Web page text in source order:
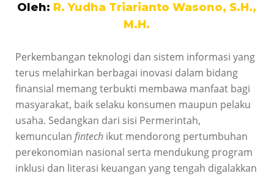
Oleh: R. Yudha Triarianto Wasono, S.H.,
M.H.
Perkembangan teknologi dan sistem informasi yang
terus melahirkan berbagai inovasi dalam bidang
finansial memang terbukti membawa manfaat bagi
masyarakat, baik selaku konsumen maupun pelaku
usaha. Sedangkan dari sisi Permerintah,
kemunculan fintech ikut mendorong pertumbuhan
perekonomian nasional serta mendukung program
inklusi dan literasi keuangan yang tengah digalakkan